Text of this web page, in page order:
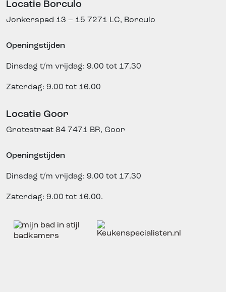
Locatie Borculo
Jonkerspad 13 – 15 7271 LC, Borculo
Openingstijden
Dinsdag t/m vrijdag: 9.00 tot 17.30
Zaterdag: 9.00 tot 16.00
Locatie Goor
Grotestraat 84 7471 BR, Goor
Openingstijden
Dinsdag t/m vrijdag: 9.00 tot 17.30
Zaterdag: 9.00 tot 16.00.